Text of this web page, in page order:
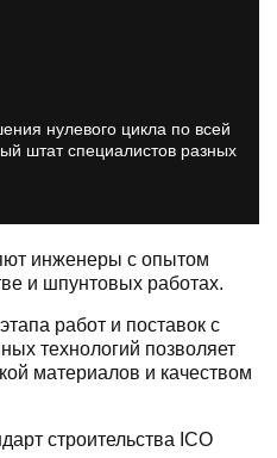
нулевого цикла по всей
штат специалистов разных
инженеры с опытом
и шпунтовых работах.
работ и поставок с
технологий позволяет
материалов и качеством
строительства ICO